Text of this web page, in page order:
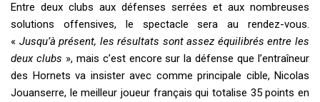
Entre deux clubs aux défenses serrées et aux nombreuses
solutions offensives, le spectacle sera au rendez-vous.
« Jusqu’à présent, les résultats sont assez équilibrés entre les
deux clubs », mais c’est encore sur la défense que l’entraîneur
des Hornets va insister avec comme principale cible, Nicolas
Jouanserre, le meilleur joueur français qui totalise 35 points en